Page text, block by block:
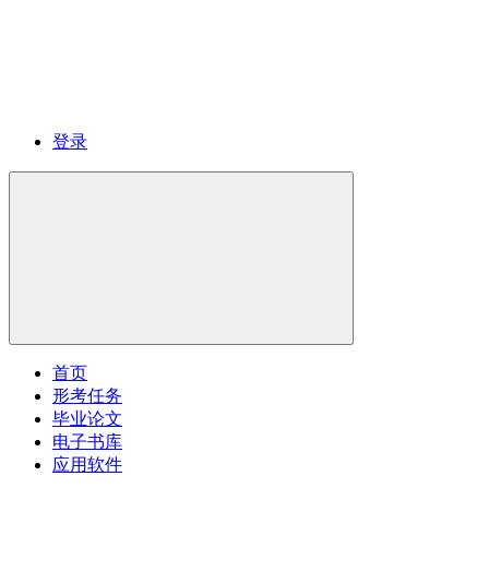
登录
首页
形考任务
毕业论文
电子书库
应用软件